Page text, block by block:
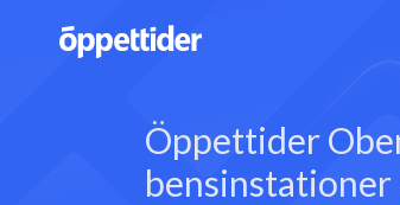
Öppettider
bensinstationer